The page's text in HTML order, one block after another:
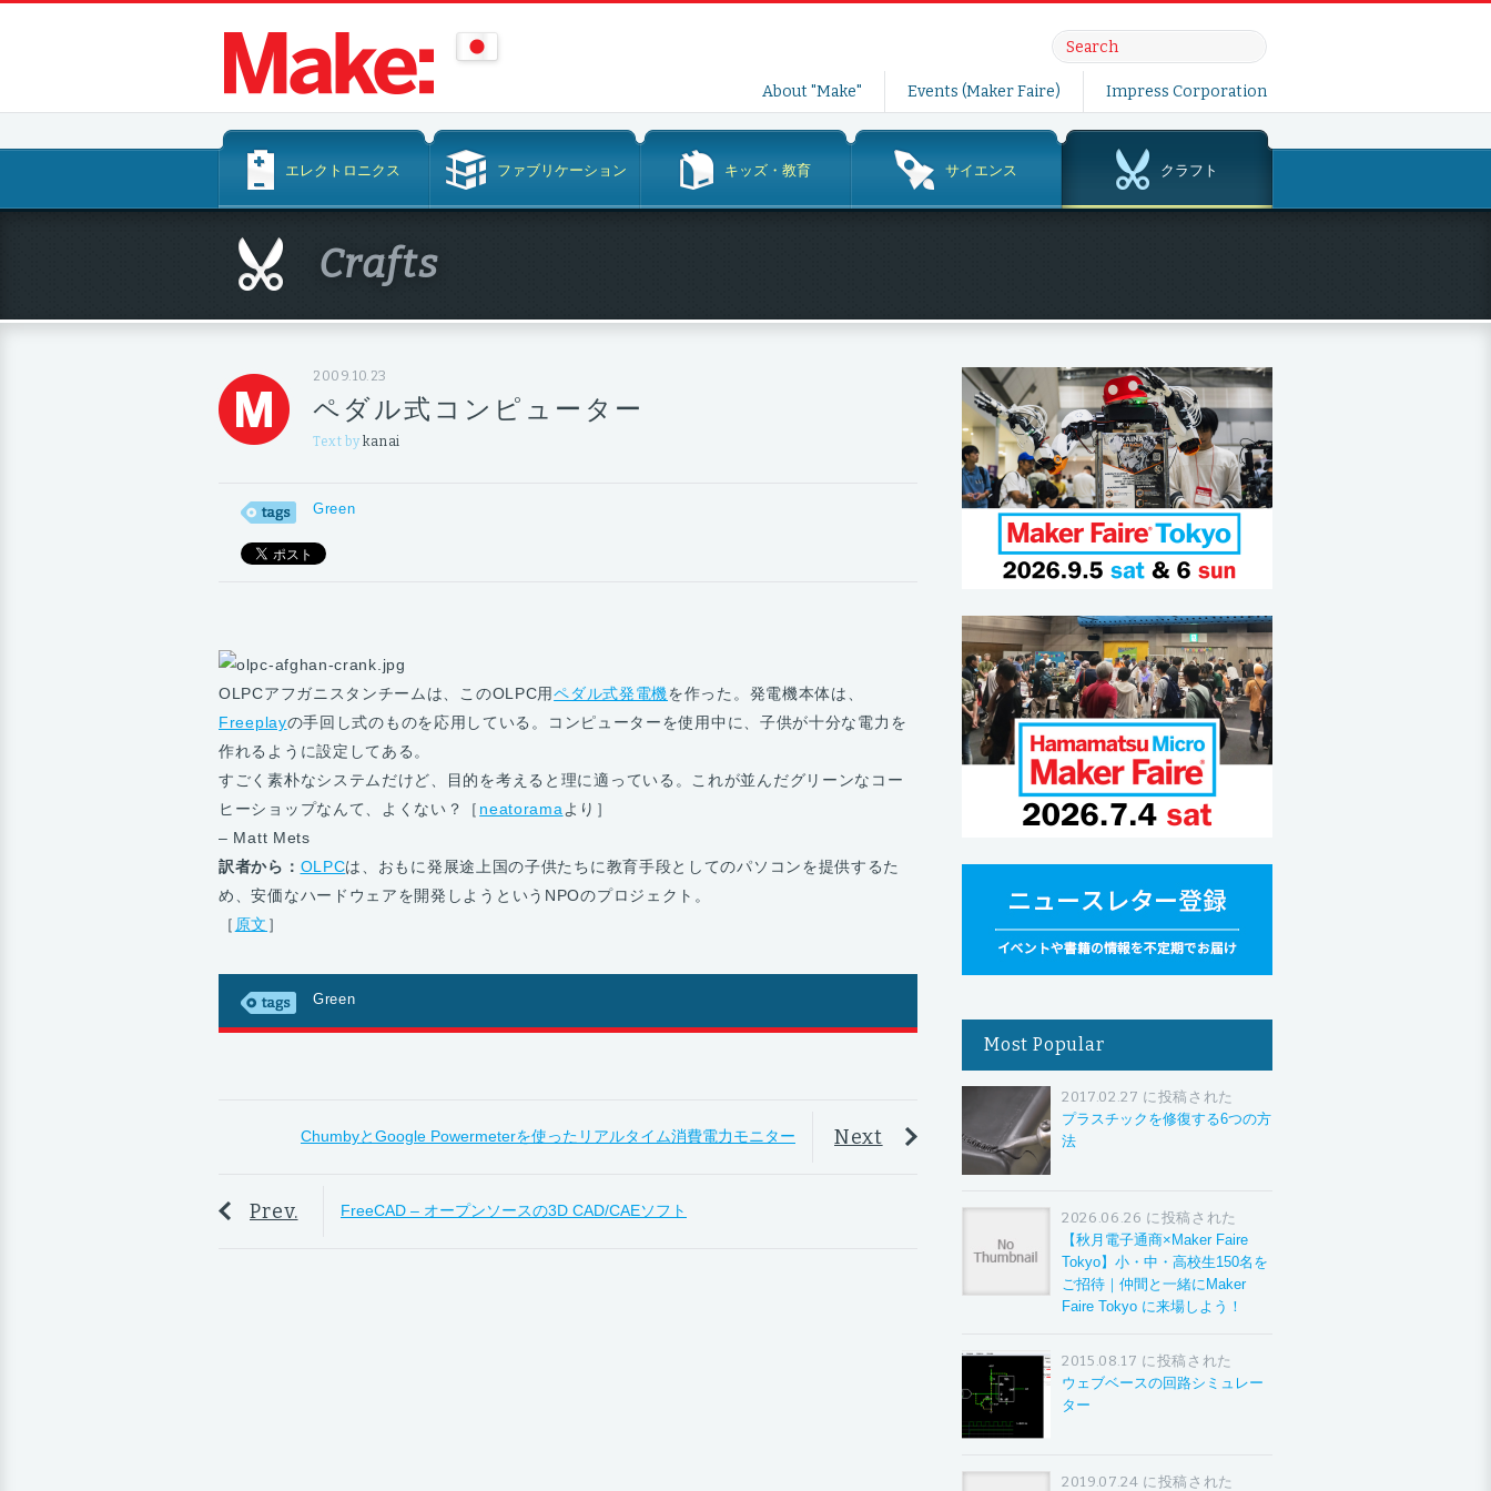
テ
ツ
へ
About "Make" Events (Maker Faire) Impress Corporation
テ
ス
エレクトロニクス ファブリケーション キッズ・教育 サイエンス クラフト
Crafts
2009.10.23
ペダル式コンピューター
Text by kanai
Green
OLPCアフガニスタンチームは、このOLPC用ペダル式発電機を作った。発電機本体は、
Freeplayの手回し式のものを応用している。コンピューターを使用中に、子供が十分な電力を
作れるように設定してある。
すごく素朴なシステムだけど、目的を考えると理に適っている。これが並んだグリーンなコー
ヒーショップなんて、よくない？［ neatoramaより］
– Matt Mets
訳者から： OLPCは、おもに発展途上国の子供たちに教育手段としてのパソコンを提供するた
め、安価なハードウェアを開発しようというNPOのプロジェクト。
［ 原文 ］
Green
ChumbyとGoogle Powermeterを使ったリアルタイム消費電力モニター Next
Prev. FreeCAD – オープンソースの3D CAD/CAEソフト
Most Popular
2017.02.27 に投稿された
プラスチックを修復する6つの方
法
2026.06.26 に投稿された
【秋月電子通商×Maker Faire
Tokyo】小・中・高校生150名を
ご招待｜仲間と一緒にMaker
Faire Tokyo に来場しよう！
2015.08.17 に投稿された
ウェブベースの回路シミュレー
ター
2019.07.24 に投稿された